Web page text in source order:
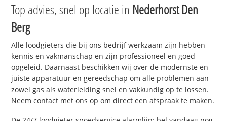
Top advies, snel op locatie in Nederhorst Den
Berg
Alle loodgieters die bij ons bedrijf werkzaam zijn hebben
kennis en vakmanschap en zijn professioneel en goed
opgeleid. Daarnaast beschikken wij over de modernste en
juiste apparatuur en gereedschap om alle problemen aan
zowel gas als waterleiding snel en vakkundig op te lossen.
Neem contact met ons op om direct een afspraak te maken.